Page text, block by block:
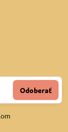
Odoberať